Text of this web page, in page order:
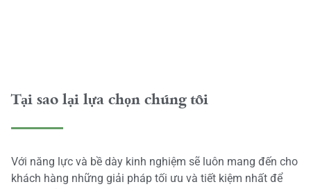
Tại sao lại lựa chọn chúng tôi
Với năng lực và bề dày kinh nghiệm sẽ luôn mang đến cho
khách hàng những giải pháp tối ưu và tiết kiệm nhất để